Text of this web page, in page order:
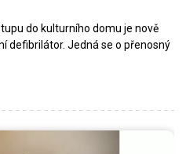
do kulturního domu je nově
defibrilátor. Jedná se o přenosný